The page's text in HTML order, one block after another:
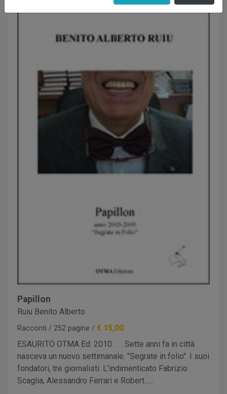
Papillon
Ruiu Benito Alberto
Racconti / 252 pagine /€ 15,00
ESAURITO OTMA Ed. 2010 . . . Sette anni fa in città
nasceva un nuovo settimanale. "Segrate in folio". I suoi
fondatori, tre giornalisti. L’indimenticato Fabrizio
Scaglia, Alessandro Ferrari e Robert......